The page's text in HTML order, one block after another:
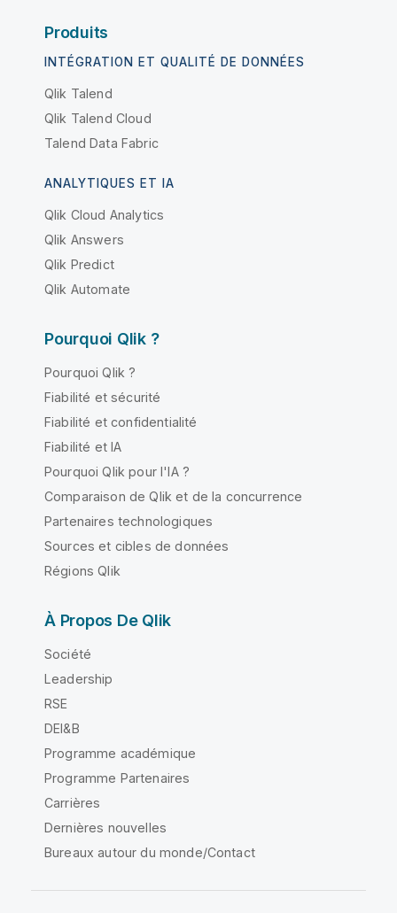
Produits
INTÉGRATION ET QUALITÉ DE DONNÉES
Qlik Talend
Qlik Talend Cloud
Talend Data Fabric
ANALYTIQUES ET IA
Qlik Cloud Analytics
Qlik Answers
Qlik Predict
Qlik Automate
Pourquoi Qlik ?
Pourquoi Qlik ?
Fiabilité et sécurité
Fiabilité et confidentialité
Fiabilité et IA
Pourquoi Qlik pour l'IA ?
Comparaison de Qlik et de la concurrence
Partenaires technologiques
Sources et cibles de données
Régions Qlik
À Propos De Qlik
Société
Leadership
RSE
DEI&B
Programme académique
Programme Partenaires
Carrières
Dernières nouvelles
Bureaux autour du monde/Contact